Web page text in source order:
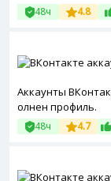
48ч 4.8
Аккаунты
олнен профиль.
48ч 4.7